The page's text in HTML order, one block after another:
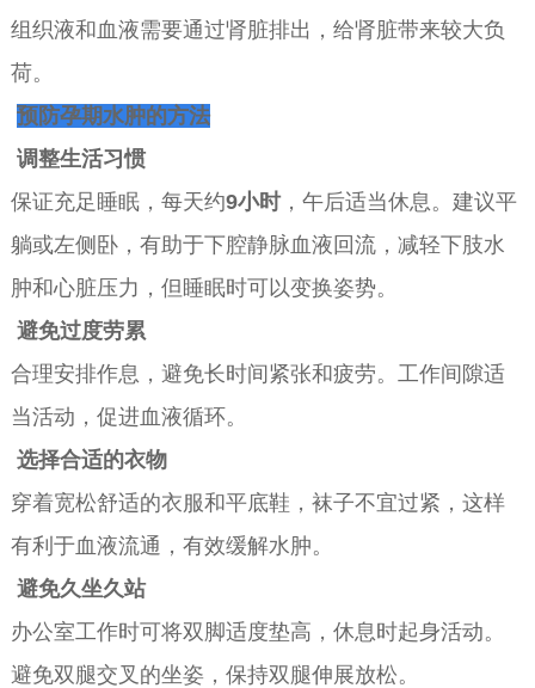
组织液和血液需要通过肾脏排出，给肾脏带来较大负
荷。
预防孕期水肿的方法
调整生活习惯
保证充足睡眠，每天约9小时，午后适当休息。建议平
躺或左侧卧，有助于下腔静脉血液回流，减轻下肢水
肿和心脏压力，但睡眠时可以变换姿势。
避免过度劳累
合理安排作息，避免长时间紧张和疲劳。工作间隙适
当活动，促进血液循环。
选择合适的衣物
穿着宽松舒适的衣服和平底鞋，袜子不宜过紧，这样
有利于血液流通，有效缓解水肿。
避免久坐久站
办公室工作时可将双脚适度垫高，休息时起身活动。
避免双腿交叉的坐姿，保持双腿伸展放松。